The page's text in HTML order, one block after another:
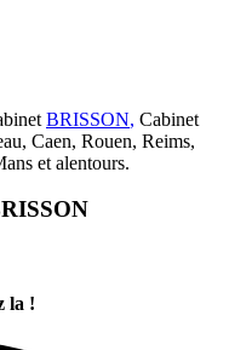
BRISSON, Cabinet
Caen, Rouen, Reims,
et alentours.
la !